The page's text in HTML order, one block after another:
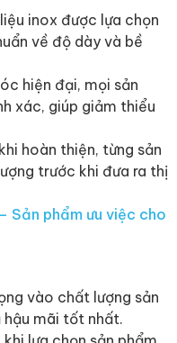
inox được lựa chọn
về độ dày và bề
hiện đại, mọi sản
xác, giúp giảm thiểu
hoàn thiện, từng sản
trước khi đưa ra thị
Sản phẩm ưu việc cho
vào chất lượng sản
mãi tốt nhất.